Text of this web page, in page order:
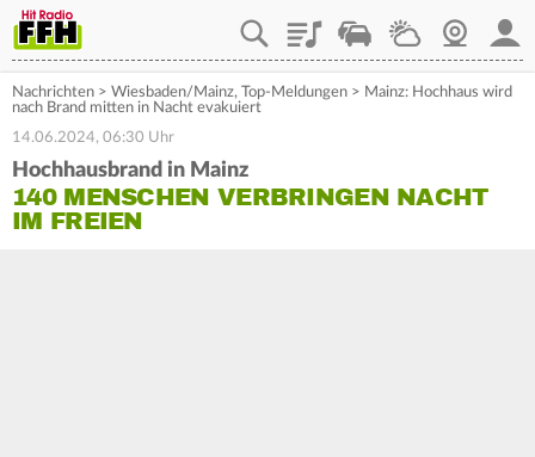
PlaylistStaupilotWetterWebcam
Nachrichten > Wiesbaden/Mainz, Top-Meldungen > Mainz: Hochhaus wird
nach Brand mitten in Nacht evakuiert
14.06.2024, 06:30 Uhr
Hochhausbrand in Mainz
140 MENSCHEN VERBRINGEN NACHT
IM FREIEN